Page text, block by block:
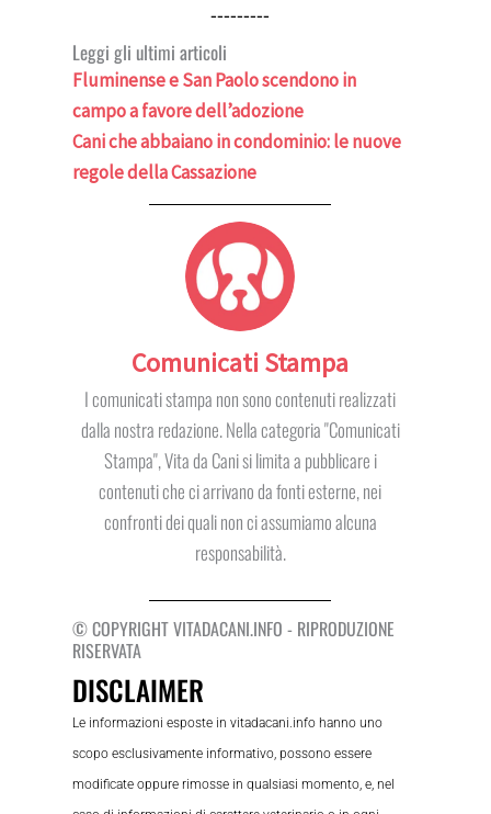
---------
Leggi gli ultimi articoli
Fluminense e San Paolo scendono in
campo a favore dell’adozione
Cani che abbaiano in condominio: le nuove
regole della Cassazione
Comunicati Stampa
I comunicati stampa non sono contenuti realizzati
dalla nostra redazione. Nella categoria "Comunicati
Stampa", Vita da Cani si limita a pubblicare i
contenuti che ci arrivano da fonti esterne, nei
confronti dei quali non ci assumiamo alcuna
responsabilità.
© COPYRIGHT VITADACANI.INFO - RIPRODUZIONE
RISERVATA
DISCLAIMER
Le informazioni esposte in vitadacani.info hanno uno
scopo esclusivamente informativo, possono essere
modificate oppure rimosse in qualsiasi momento, e, nel